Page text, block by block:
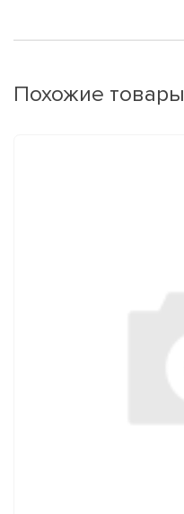
Похожие товары